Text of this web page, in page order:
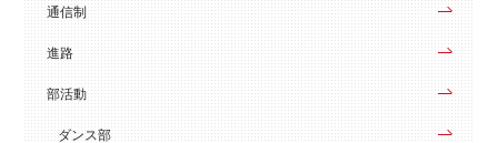
通信制
進路
部活動
ダンス部